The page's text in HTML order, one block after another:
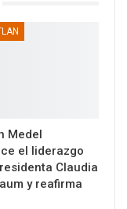
Medel
el liderazgo
Claudia
y reafirma